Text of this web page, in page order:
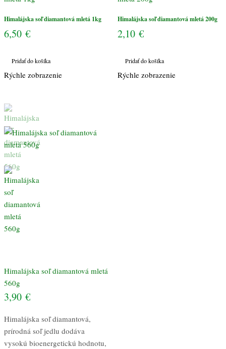
Himalájska soľ diamantová mletá 1kg
6,50 €
Pridať do košíka
Rýchle zobrazenie
Himalájska soľ diamantová mletá 200g
2,10 €
Pridať do košíka
Rýchle zobrazenie
Himalájska soľ diamantová mletá
560g
3,90 €
Himalájska soľ diamantová,
prírodná soľ jedlu dodáva
vysokú bioenergetickú hodnotu,